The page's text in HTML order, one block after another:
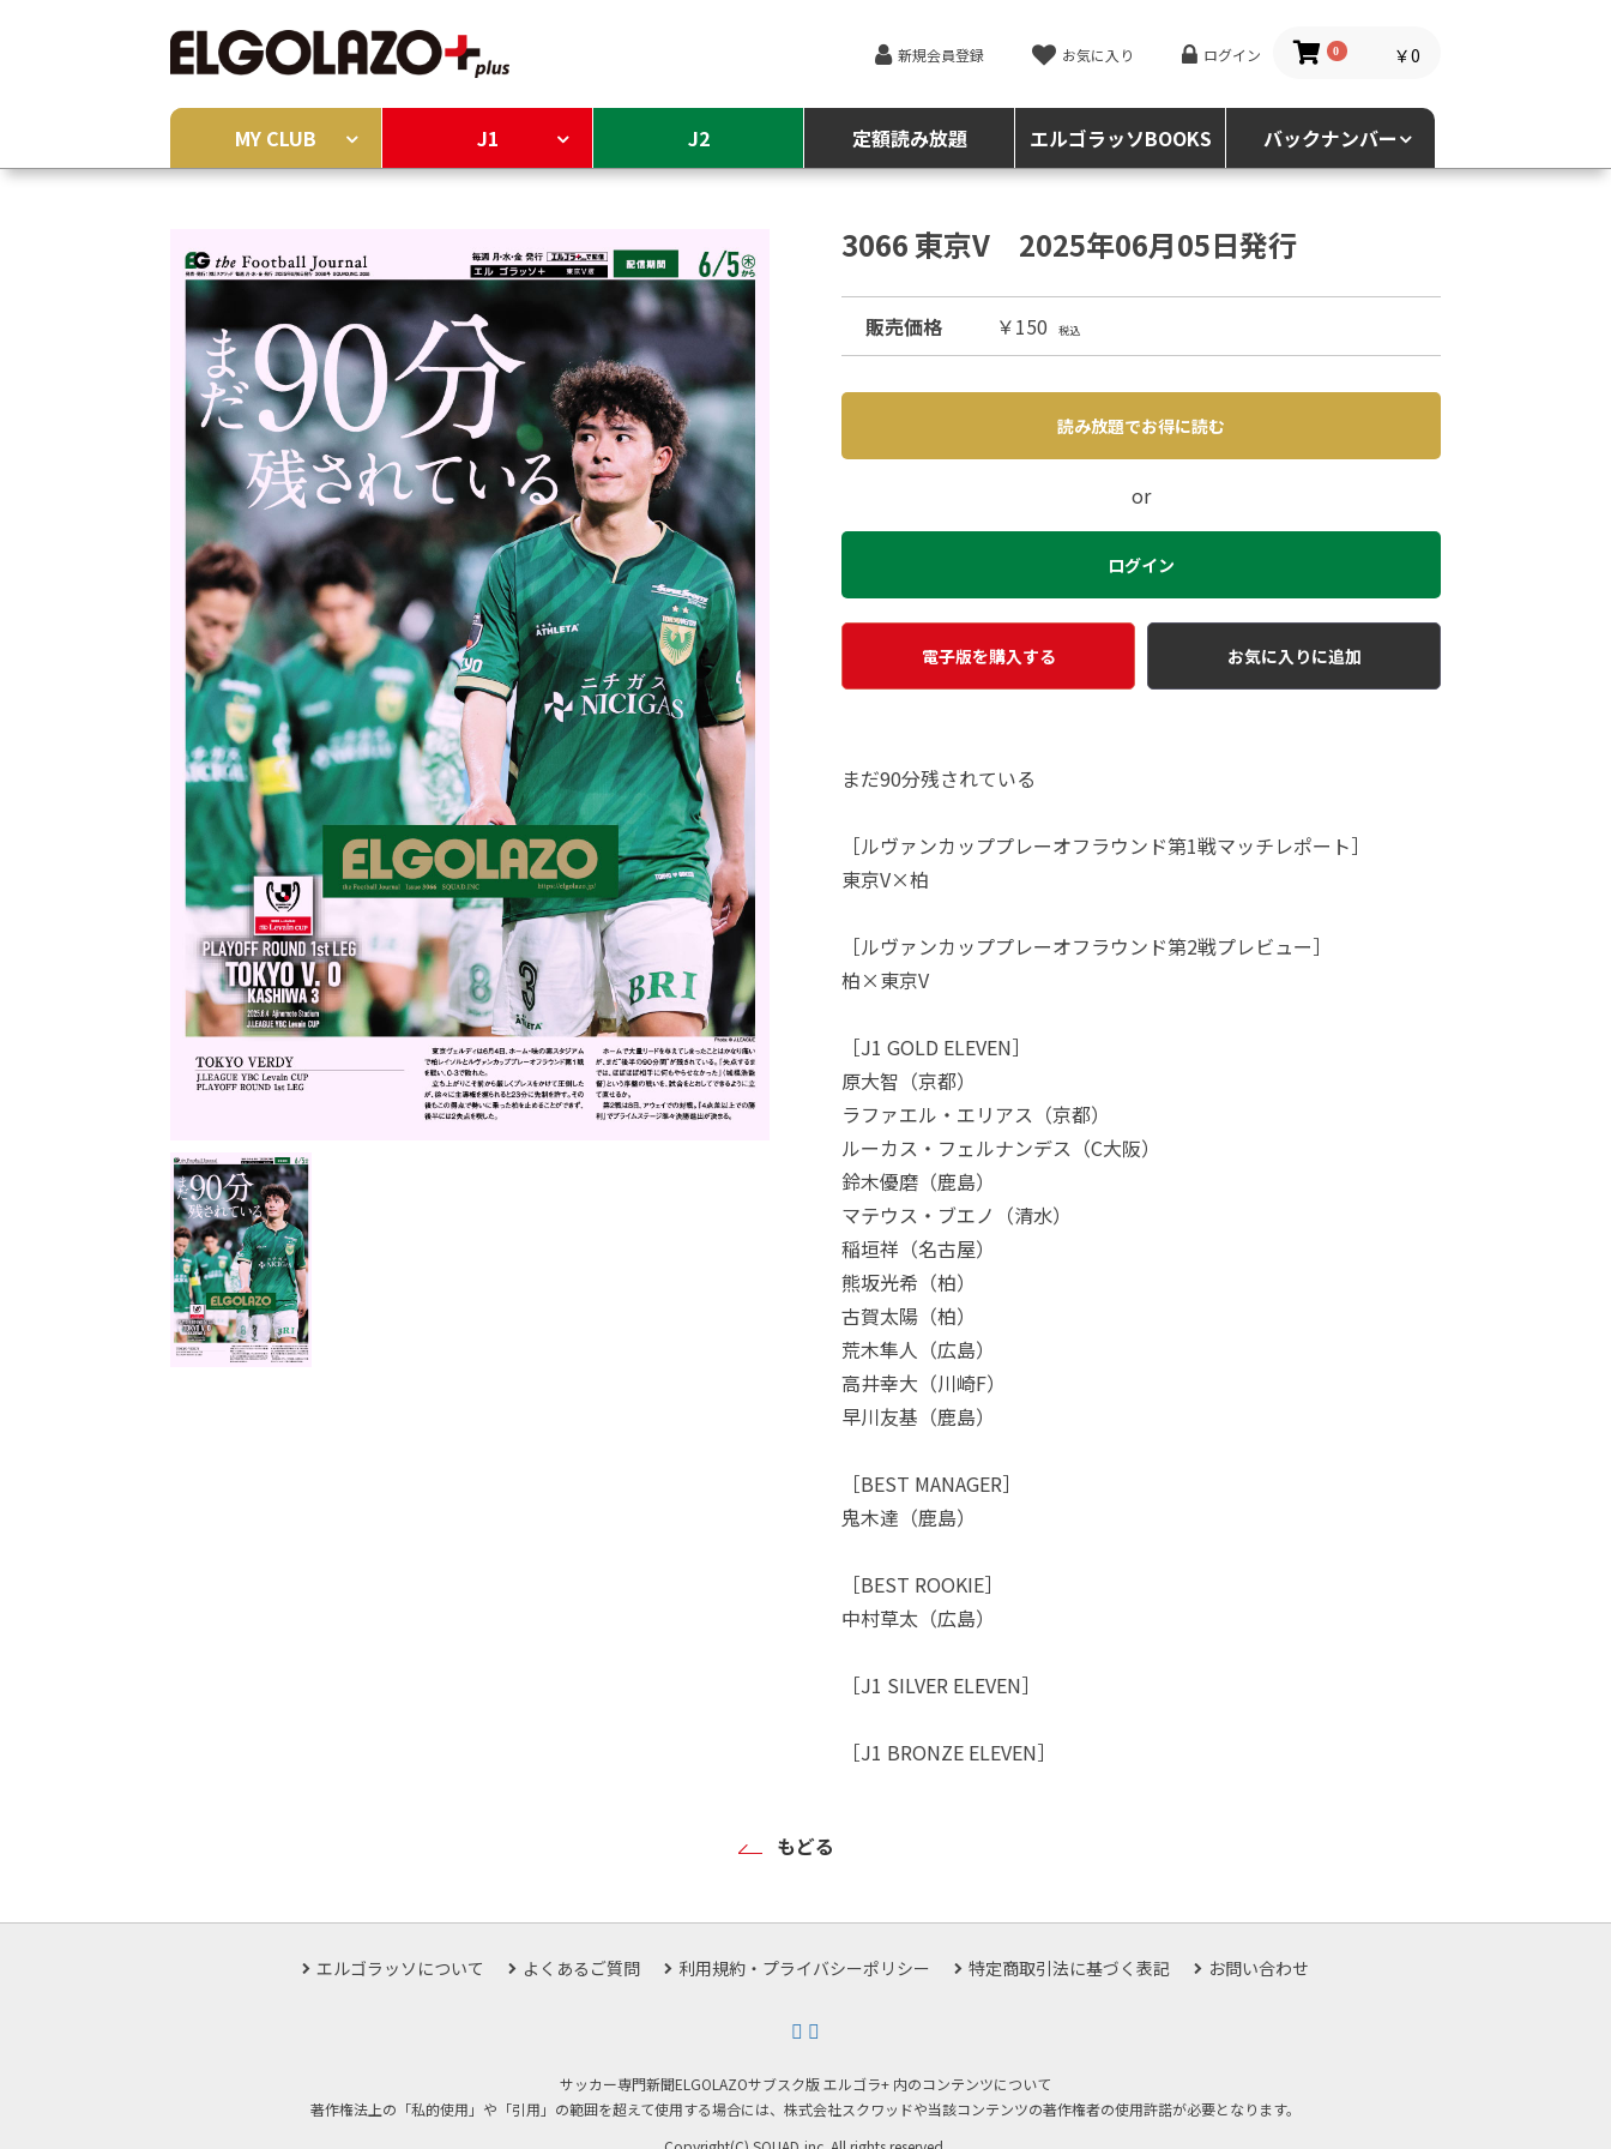
新規会員登録 お気に入り ログイン 0 ￥0
MY CLUB J1 J2 定額読み放題 エルゴラッソBOOKS バックナンバー
3066 東京V 2025年06月05日発行
販売価格 ￥150 税込
読み放題でお得に読む
or
ログイン
電子版を購入する お気に入りに追加
まだ90分残されている
［ルヴァンカッププレーオフラウンド第1戦マッチレポート］
東京V×柏
［ルヴァンカッププレーオフラウンド第2戦プレビュー］
柏×東京V
［J1 GOLD ELEVEN］
原大智（京都）
ラファエル・エリアス（京都）
ルーカス・フェルナンデス（C大阪）
鈴木優磨（鹿島）
マテウス・ブエノ（清水）
稲垣祥（名古屋）
熊坂光希（柏）
古賀太陽（柏）
荒木隼人（広島）
高井幸大（川崎F）
早川友基（鹿島）
［BEST MANAGER］
鬼木達（鹿島）
［BEST ROOKIE］
中村草太（広島）
［J1 SILVER ELEVEN］
［J1 BRONZE ELEVEN］
もどる
エルゴラッソについて よくあるご質問 利用規約・プライバシーポリシー 特定商取引法に基づく表記 お問い合わせ
サッカー専門新聞ELGOLAZOサブスク版 エルゴラ+ 内のコンテンツについて
著作権法上の「私的使用」や「引用」の範囲を超えて使用する場合には、株式会社スクワッドや当該コンテンツの著作権者の使用許諾が必要となります。